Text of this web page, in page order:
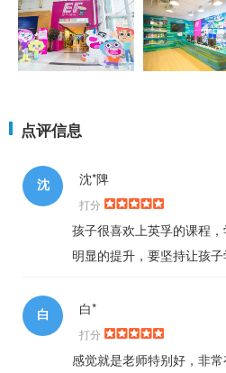
点评信息
沈 沈*陴
打分
孩子很喜欢上英孚的课程
明显的提升，要坚持让孩子
白 白*
打分
感觉就是老师特别好，非